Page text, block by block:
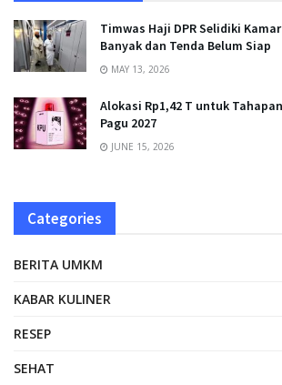
Timwas Haji DPR Selidiki
Banyak dan Tenda Belum Siap
MAY 13, 2026
Alokasi Rp1,42 T untuk
Pagu 2027
JUNE 15, 2026
Categories
BERITA UMKM
KABAR KULINER
RESEP
SEHAT